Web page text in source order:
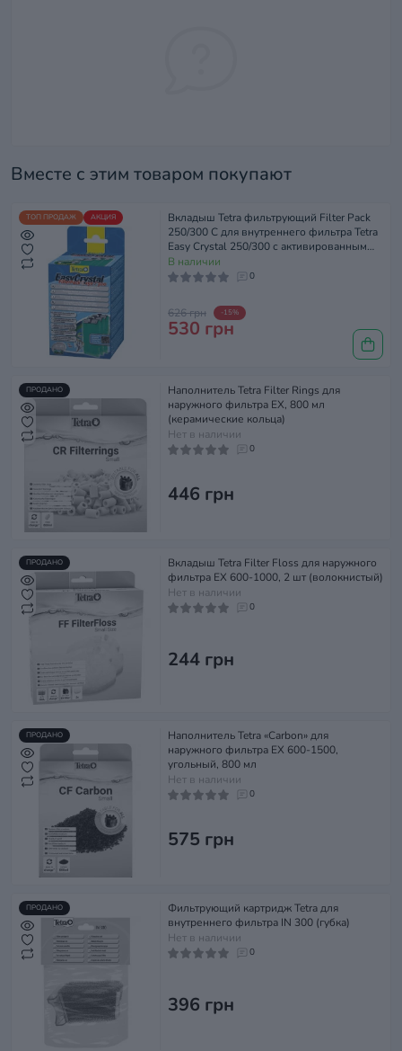
Вместе с этим товаром покупают
ТОП ПРОДАЖ АКЦИЯ
Вкладыш Tetra фильтрующий Filter Pack
250/300 C для внутреннего фильтра Tetra
Easy Crystal 250/300 с активированным
углем, 3 шт
В наличии
0
626 грн -15%
530 грн
ПРОДАНО
Наполнитель Tetra Filter Rings для
наружного фильтра EX, 800 мл
(керамические кольца)
Нет в наличии
0
446 грн
ПРОДАНО
Вкладыш Tetra Filter Floss для наружного
фильтра EX 600-1000, 2 шт (волокнистый)
Нет в наличии
0
244 грн
ПРОДАНО
Наполнитель Tetra «Carbon» для
наружного фильтра EX 600-1500,
угольный, 800 мл
Нет в наличии
0
575 грн
ПРОДАНО
Фильтрующий картридж Tetra для
внутреннего фильтра IN 300 (губка)
Нет в наличии
0
396 грн